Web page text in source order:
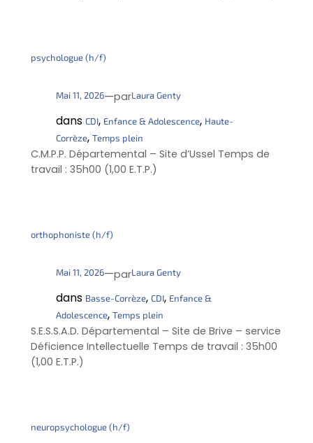
psychologue (h/f)
Mai 11, 2026—parLaura Genty
dans CDI, Enfance & Adolescence, Haute-
Corrèze, Temps plein
C.M.P.P. Départemental – Site d’Ussel Temps de
travail : 35h00 (1,00 E.T.P.)
orthophoniste (h/f)
Mai 11, 2026—parLaura Genty
dans Basse-Corrèze, CDI, Enfance &
Adolescence, Temps plein
S.E.S.S.A.D. Départemental – Site de Brive – service
Déficience Intellectuelle Temps de travail : 35h00
(1,00 E.T.P.)
neuropsychologue (h/f)